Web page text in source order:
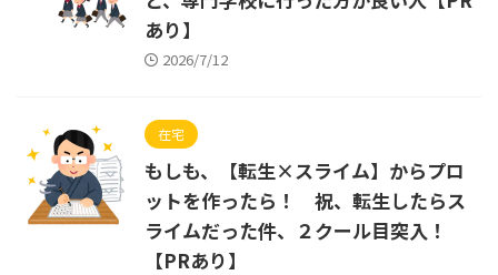
あり】
2026/7/12
在宅
もしも、【転生×スライム】からプロ
ットを作ったら！ 祝、転生したらス
ライムだった件、２クール目突入！
【PRあり】